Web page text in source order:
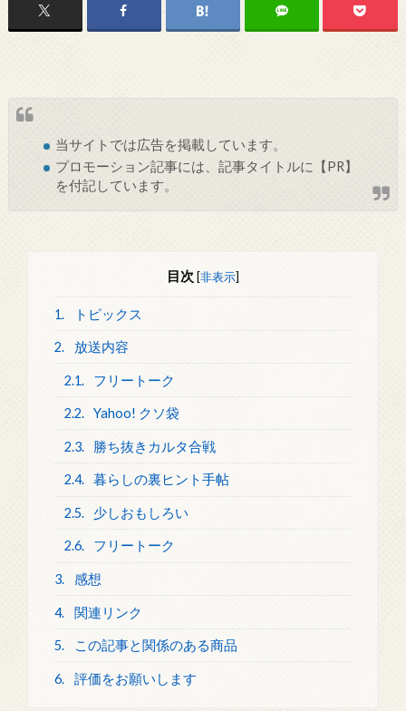
当サイトでは広告を掲載しています。
プロモーション記事には、記事タイトルに【PR】
を付記しています。
目次 [非表示]
1. トピックス
2. 放送内容
2.1. フリートーク
2.2. Yahoo! クソ袋
2.3. 勝ち抜きカルタ合戦
2.4. 暮らしの裏ヒント手帖
2.5. 少しおもしろい
2.6. フリートーク
3. 感想
4. 関連リンク
5. この記事と関係のある商品
6. 評価をお願いします